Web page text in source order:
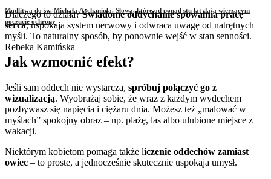
Modlitwa do św. Michała Archanioła. Słowa, które od ponad stu lat dają wierzącym
poczucie ochrony
Rebeka Kamińska
Dlaczego to działa?Świadome oddychanie spowalnia pracę
serca, uspokaja system nerwowy i odwraca uwagę od natrętnych
myśli. To naturalny sposób, by ponownie wejść w stan senności.
Jak wzmocnić efekt?
Jeśli sam oddech nie wystarcza, spróbuj połączyć go z
wizualizacją. Wyobrażaj sobie, że wraz z każdym wydechem
pozbywasz się napięcia i ciężaru dnia. Możesz też „malować w
myślach” spokojny obraz – np. plażę, las albo ulubione miejsce z
wakacji.
Niektórym kobietom pomaga także liczenie oddechów zamiast
owiec – to proste, a jednocześnie skutecznie uspokaja umysł.